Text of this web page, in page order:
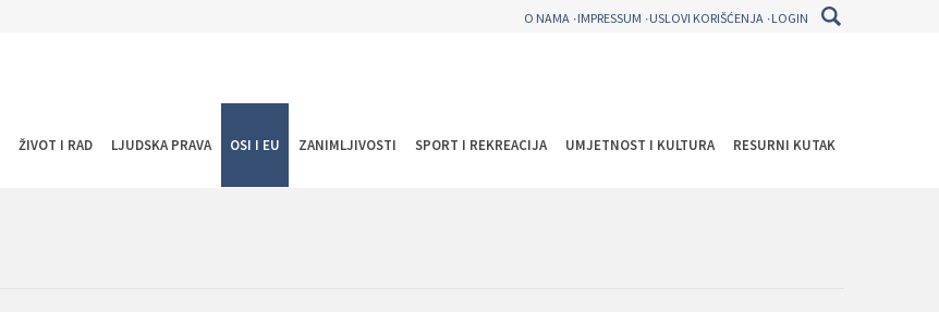
O NAMA IMPRESSUM USLOVI KORIŠĆENJA LOGIN
ŽIVOT I RAD LJUDSKA PRAVA OSI I EU ZANIMLJIVOSTI SPORT I REKREACIJA UMJETNOST I KULTURA RESURNI KUTAK